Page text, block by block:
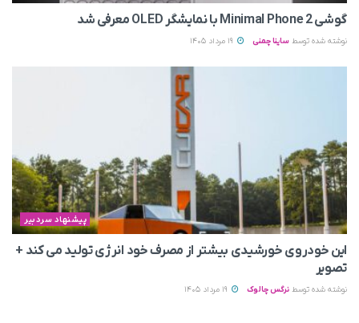
گوشی Minimal Phone 2 با نمایشگر OLED معرفی شد
نوشته شده توسط ساینا چمنی
پیشنهاد سردبیر
این خودروی خورشیدی بیشتر از مصرف خود انرژی تولید می‌ کند +
تصویر
نوشته شده توسط نرگس چالوک